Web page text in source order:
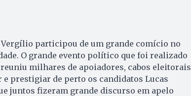
participou de um grande comício no
O grande evento político que foi realizado
milhares de apoiadores, cabos eleitorais
prestigiar de perto os candidatos Lucas
juntos fizeram grande discurso em apelo